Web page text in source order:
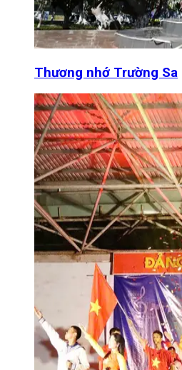
Thương nhớ Trường Sa